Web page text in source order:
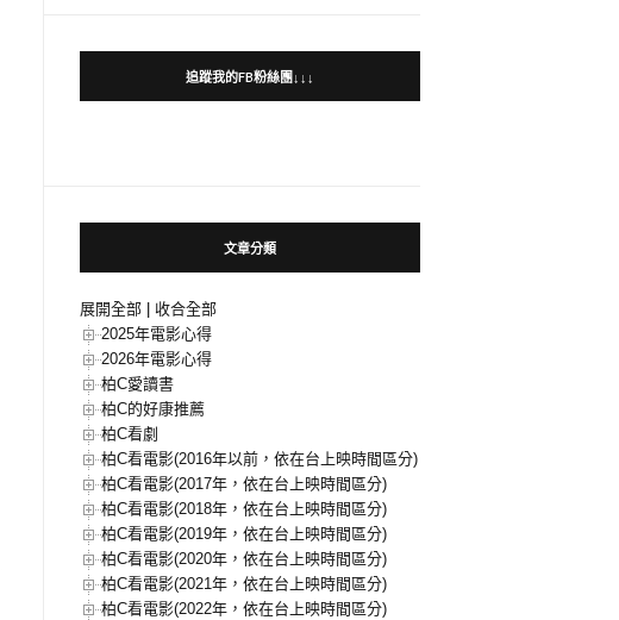
追蹤我的FB粉絲團↓↓↓
文章分類
展開全部
收合全部
2025年電影心得
2026年電影心得
柏C愛讀書
柏C的好康推薦
柏C看劇
柏C看電影(2016年以前，依在台上映時間區分)
柏C看電影(2017年，依在台上映時間區分)
柏C看電影(2018年，依在台上映時間區分)
柏C看電影(2019年，依在台上映時間區分)
柏C看電影(2020年，依在台上映時間區分)
柏C看電影(2021年，依在台上映時間區分)
柏C看電影(2022年，依在台上映時間區分)